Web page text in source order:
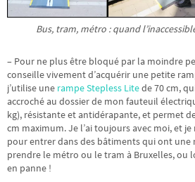
Bus, tram, métro : quand
– Pour ne plus être bloqué par la moindre
conseille vivement d’acquérir une petite
j’utilise une rampe Stepless Litede 70 cm,
accroché au dossier de mon fauteuil
kg), résistante et antidérapante, et permet
cm maximum. Je l’ai toujours avec moi, et
pour entrer dans des bâtiments qui ont une
prendre le métro ou le tram à Bruxelles, ou
en panne !